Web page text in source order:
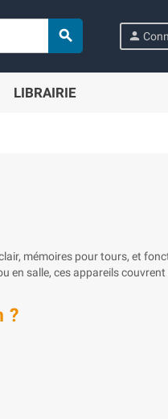
 person
LIBRAIRIE
mémoires pour tours, et
en salle, ces appareils
?